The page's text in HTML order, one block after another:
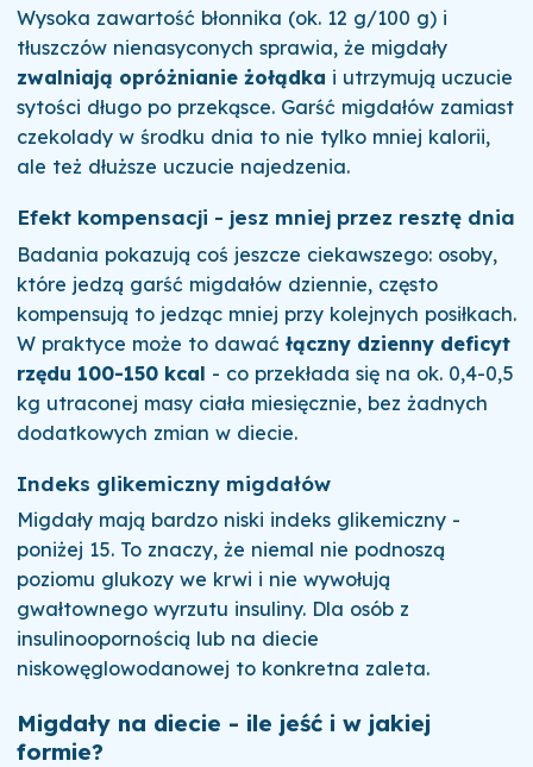
Wysoka zawartość błonnika (ok. 12 g/100 g) i
tłuszczów nienasyconych sprawia, że migdały
zwalniają opróżnianie żołądka i utrzymują uczucie
sytości długo po przekąsce. Garść migdałów zamiast
czekolady w środku dnia to nie tylko mniej kalorii,
ale też dłuższe uczucie najedzenia.
Efekt kompensacji - jesz mniej przez resztę dnia
Badania pokazują coś jeszcze ciekawszego: osoby,
które jedzą garść migdałów dziennie, często
kompensują to jedząc mniej przy kolejnych posiłkach.
W praktyce może to dawać łączny dzienny deficyt
rzędu 100-150 kcal - co przekłada się na ok. 0,4-0,5
kg utraconej masy ciała miesięcznie, bez żadnych
dodatkowych zmian w diecie.
Indeks glikemiczny migdałów
Migdały mają bardzo niski indeks glikemiczny -
poniżej 15. To znaczy, że niemal nie podnoszą
poziomu glukozy we krwi i nie wywołują
gwałtownego wyrzutu insuliny. Dla osób z
insulinoopornością lub na diecie
niskowęglowodanowej to konkretna zaleta.
Migdały na diecie - ile jeść i w jakiej
formie?